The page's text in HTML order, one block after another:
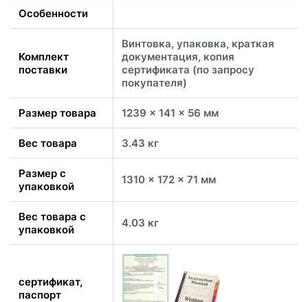
Особенности
Комплект
поставки
Винтовка, упаковка, краткая
документация, копия
сертификата (по запросу
покупателя)
Размер товара 1239 x 141 x 56 мм
Вес товара 3.43 кг
Размер с
упаковкой
1310 x 172 x 71 мм
Вес товара с
упаковкой
4.03 кг
сертификат,
паспорт